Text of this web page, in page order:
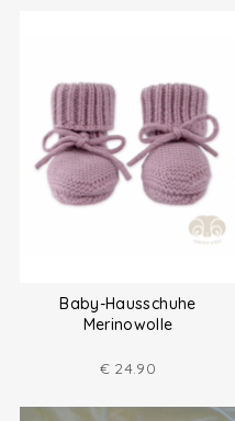
Baby-Hausschuhe
Merinowolle
€ 24.90